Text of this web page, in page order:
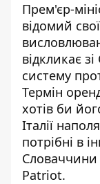
Прем'єр-
відомий
відкликає
систему
Термін
хотів би
Італії
потрібні в
Словаччини
Patriot.